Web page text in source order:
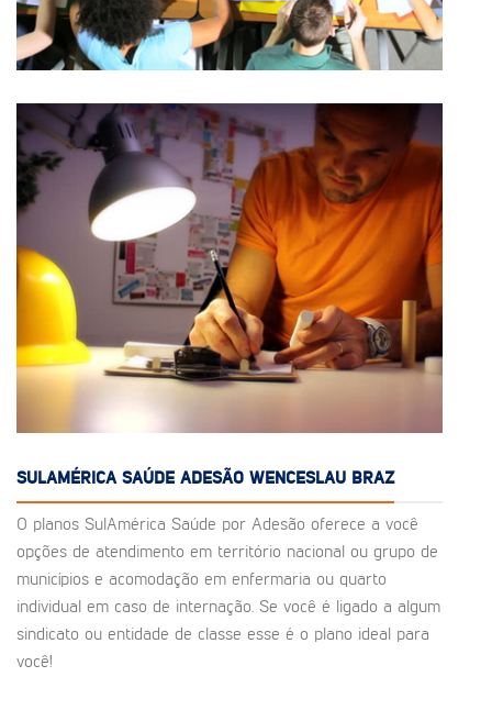
SULAMÉRICA SAÚDE ADESÃO WENCESLAU BRAZ
O planos SulAmérica Saúde por Adesão oferece a você
opções de atendimento em território nacional ou grupo de
municípios e acomodação em enfermaria ou quarto
individual em caso de internação. Se você é ligado a algum
sindicato ou entidade de classe esse é o plano ideal para
você!